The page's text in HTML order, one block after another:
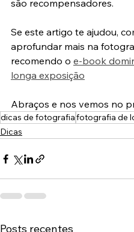
planejamento e paciência,
Se este artigo te ajudou,
aprofundar mais na
recomendo o e-book
Abraços e nos vemos no
dicas de fotografia